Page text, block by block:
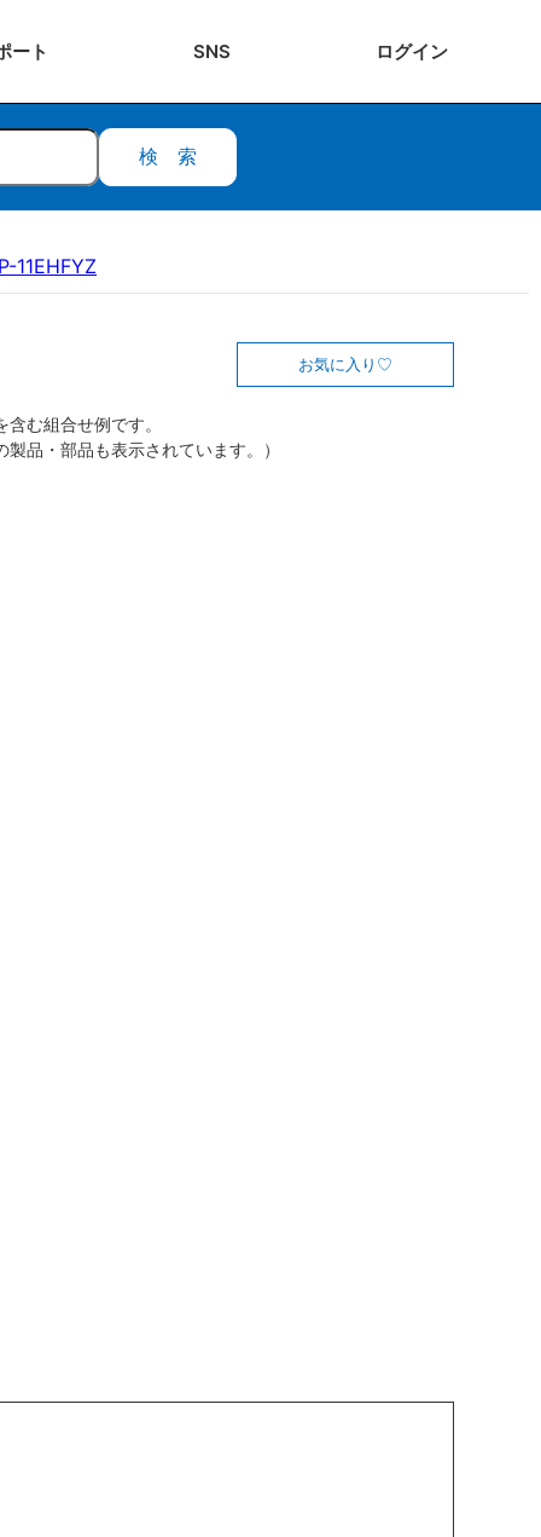
ート SNS ログイン
検索
11EHFYZ
お気に入り
む組合せ例です。
製品・部品も表示されています。）